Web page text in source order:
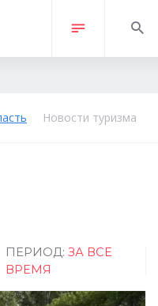
Новости туризма
ПЕРИОД: ЗА ВСЕ
ВРЕМЯ